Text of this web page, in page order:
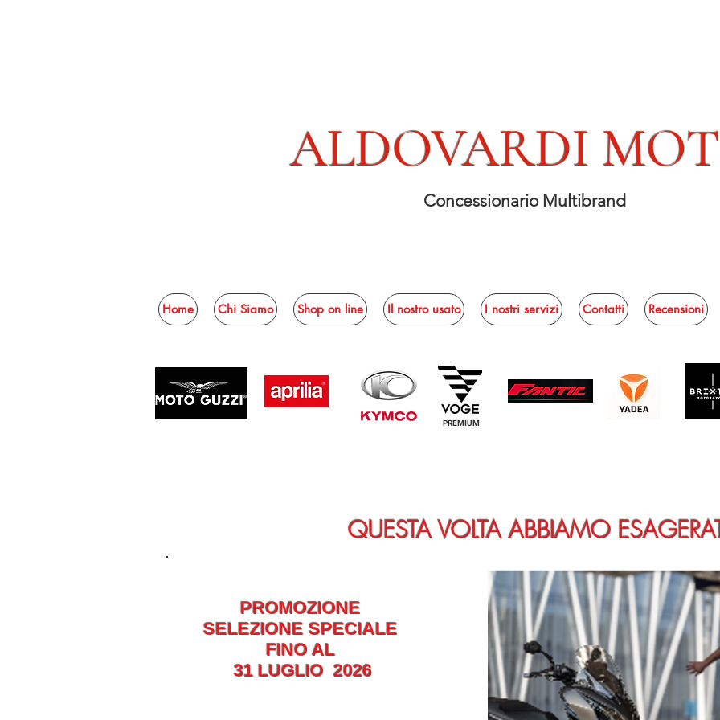
ALDOVARDI
Concessionario Multibrand
Home Chi Siamo Shop on line Il nostro usato I nostri servizi Contatti Recensioni
PREMIUM
QUESTA VOLTA ABBIAMO
PROMOZIONE
SELEZIONE SPECIALE
FINO AL
31 LUGLIO 2026